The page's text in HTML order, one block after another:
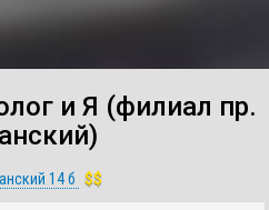
и Я (филиал пр.
14 б $$